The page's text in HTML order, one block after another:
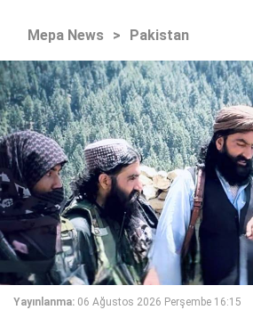
Mepa News > Pakistan
Yayınlanma: 06 Ağustos 2026 Perşembe 16:15